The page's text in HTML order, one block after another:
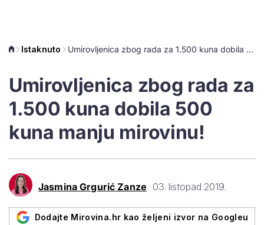
Istaknuto Umirovljenica zbog rada za 1.500 kuna dobila 500 kuna manju mirovinu!
Umirovljenica zbog rada za
1.500 kuna dobila 500
kuna manju mirovinu!
Jasmina Grgurić Zanze 03. listopad 2019.
Dodajte Mirovina.hr kao željeni izvor na Googleu